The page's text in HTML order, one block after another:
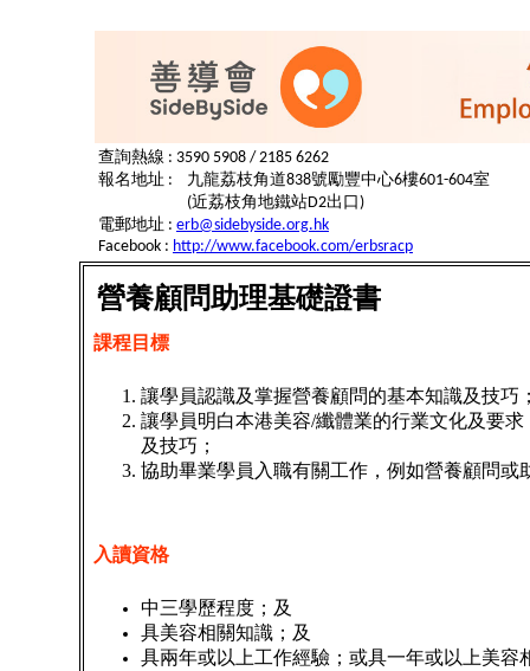
查詢熱線 : 3590 5908 / 2185 6262
報名地址 :
九龍荔枝角道838號勵豐中心6樓601-604室
(近荔枝角地鐵站D2出口)
電郵地址 : erb@sidebyside.org.hk
Facebook : http://www.facebook.com/erbsracp
營養顧問助理基礎證書
課程目標
讓學員認識及掌握營養顧問的基本知識及技巧
讓學員明白本港美容/纖體業的行業文化及要
及技巧；
協助畢業學員入職有關工作，例如營養顧問或
入讀資格
中三學歷程度；及
具美容相關知識；及
具兩年或以上工作經驗；或具一年或以上美容